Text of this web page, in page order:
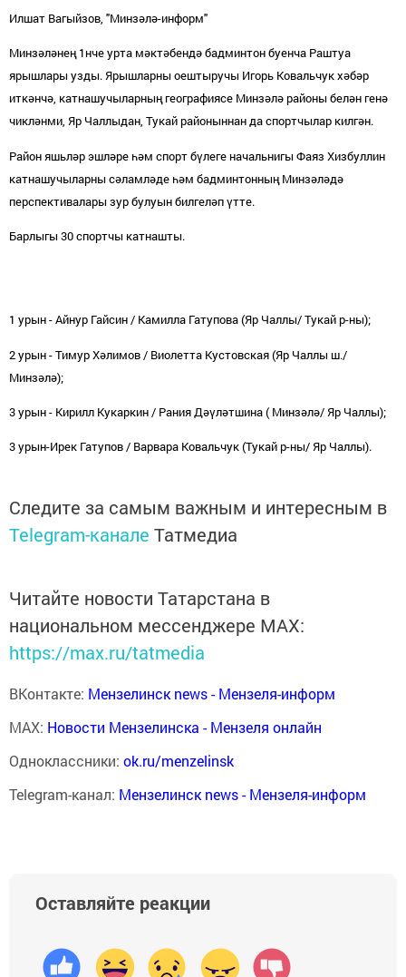
Илшат Вагыйзов, "Минзәлә-информ"
Минзәләнең 1нче урта мәктәбендә бадминтон буенча Раштуа
ярышлары узды. Ярышларны оештыручы Игорь Ковальчук хәбәр
иткәнчә, катнашучыларның географиясе Минзәлә районы белән генә
чикләнми, Яр Чаллыдан, Тукай районыннан да спортчылар килгән.
Район яшьләр эшләре һәм спорт бүлеге начальнигы Фаяз Хизбуллин
катнашучыларны сәламләде һәм бадминтонның Минзәләдә
перспективалары зур булуын билгеләп үтте.
Барлыгы 30 спортчы катнашты.
1 урын - Айнур Гайсин / Камилла Гатупова (Яр Чаллы/ Тукай р-ны);
2 урын - Тимур Хәлимов / Виолетта Кустовская (Яр Чаллы ш./
Минзәлә);
3 урын - Кирилл Кукаркин / Рания Дәүләтшина ( Минзәлә/ Яр Чаллы);
3 урын-Ирек Гатупов / Варвара Ковальчук (Тукай р-ны/ Яр Чаллы).
Следите за самым важным и интересным в
Telegram-канале Татмедиа
Читайте новости Татарстана в
национальном мессенджере MАХ:
https://max.ru/tatmedia
ВКонтакте: Мензелинск news - Мензеля-информ
MAX: Новости Мензелинска - Мензеля онлайн
Одноклассники: ok.ru/menzelinsk
Telegram-канал: Мензелинск news - Мензеля-информ
Оставляйте реакции